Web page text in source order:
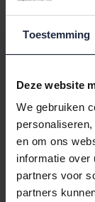
Toestemming
Deze website
We gebruiken
en om ons
informatie over
partners voor
partners
Varianten:kiwi
Loading...
Loading...
In de